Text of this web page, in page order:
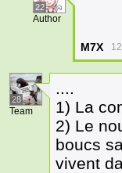
22
Author
M7X
28
Team
....
1) La
2) Le
boucs
vivent